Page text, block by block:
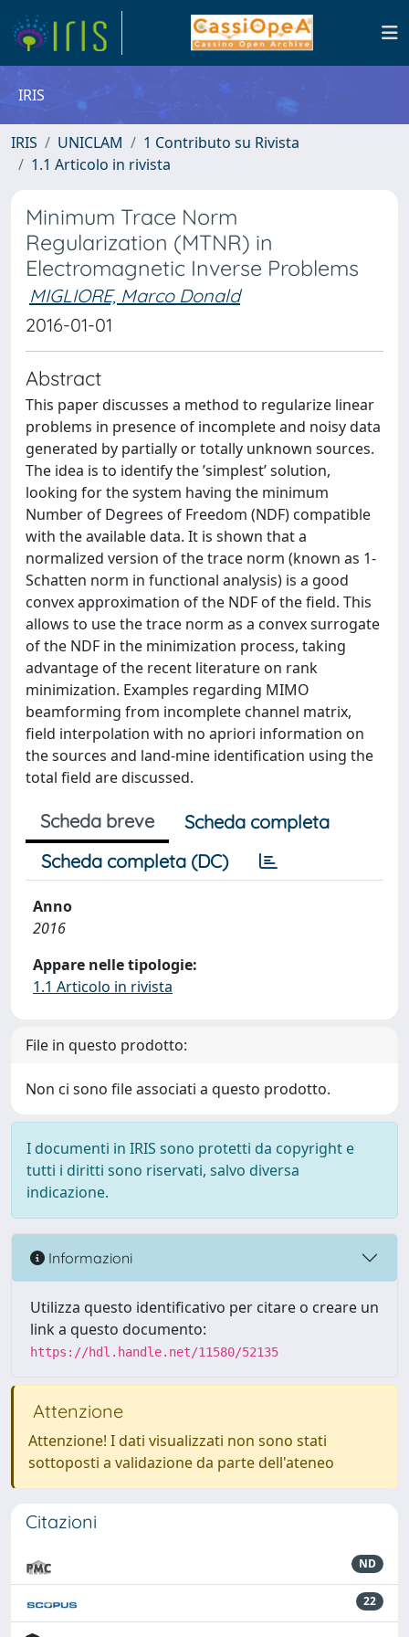
IRIS
IRIS UNICLAM
1 Contributo su Rivista
1.1 Articolo in rivista
Minimum Trace Norm
Regularization (MTNR) in
Electromagnetic Inverse Problems
MIGLIORE, Marco Donald
2016-01-01
Abstract
This paper discusses a method to regularize linear
problems in presence of incomplete and noisy data
generated by partially or totally unknown sources.
The idea is to identify the ’simplest’ solution,
looking for the system having the minimum
Number of Degrees of Freedom (NDF) compatible
with the available data. It is shown that a
normalized version of the trace norm (known as 1-
Schatten norm in functional analysis) is a good
convex approximation of the NDF of the field. This
allows to use the trace norm as a convex surrogate
of the NDF in the minimization process, taking
advantage of the recent literature on rank
minimization. Examples regarding MIMO
beamforming from incomplete channel matrix,
field interpolation with no apriori information on
the sources and land-mine identification using the
total field are discussed.
Scheda breve
Scheda completa
Scheda completa (DC)
Anno
2016
Appare nelle tipologie:
1.1 Articolo in rivista
File in questo prodotto:
Non ci sono file associati a questo prodotto.
I documenti in IRIS sono protetti da copyright e
tutti i diritti sono riservati, salvo diversa
indicazione.
Informazioni
Utilizza questo identificativo per citare o creare un
link a questo documento:
https://hdl.handle.net/11580/52135
Attenzione
Attenzione! I dati visualizzati non sono stati
sottoposti a validazione da parte dell'ateneo
Citazioni
ND
22